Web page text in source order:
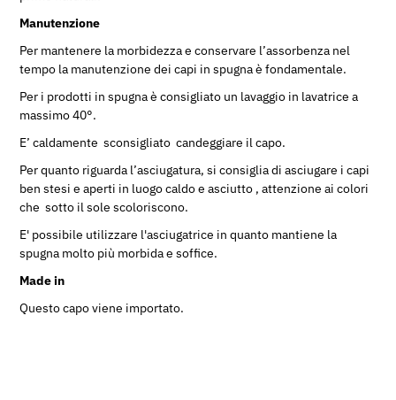
Manutenzione
Per mantenere la morbidezza e conservare l’assorbenza nel
tempo la manutenzione dei capi in spugna è fondamentale.
Per i prodotti in spugna è consigliato un lavaggio in lavatrice a
massimo 40°.
E’ caldamente sconsigliato candeggiare il capo.
Per quanto riguarda l’asciugatura, si consiglia di asciugare i capi
ben stesi e aperti in luogo caldo e asciutto , attenzione ai colori
che sotto il sole scoloriscono.
E' possibile utilizzare l'asciugatrice in quanto mantiene la
spugna molto più morbida e soffice.
Made in
Questo capo viene importato.